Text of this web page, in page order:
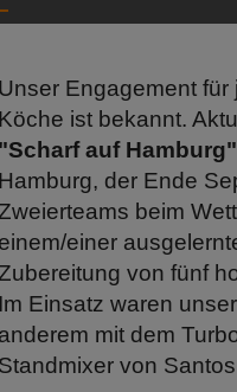
Engagement
ist bekannt.
auf Hamburg"
der Ende
beim
einer
von fünf
Einsatz waren
mit dem
von